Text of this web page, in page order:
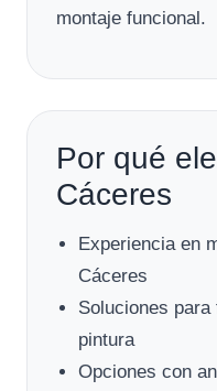
montaje funcional.
Por qué
Cáceres
Experiencia en
Cáceres
Soluciones
pintura
Opciones con